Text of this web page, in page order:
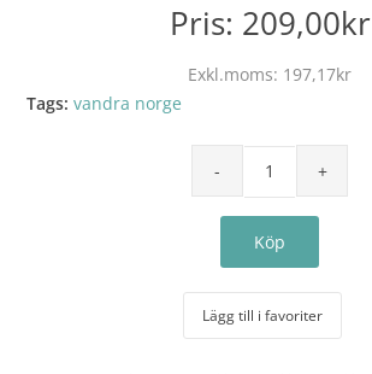
Pris: 209,00kr
Exkl.moms: 197,17kr
Tags: vandra norge
Lägg till i favoriter